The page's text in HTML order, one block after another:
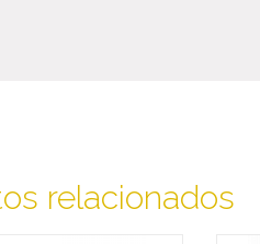
relacionados